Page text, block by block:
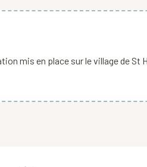
mis en place sur le village de St